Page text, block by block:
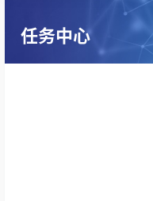
任务中心